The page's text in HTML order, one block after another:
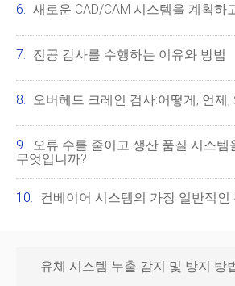
새로운 CAD/CAM 시스템을 계획하
진공 감사를 수행하는 이유와 방법
오버헤드 크레인 검사:어떻게, 언제,
오류 수를 줄이고 생산 품질 시스템
무엇입니까?
컨베이어 시스템의 가장 일반적인
유체 시스템 누출 감지 및 방지 방